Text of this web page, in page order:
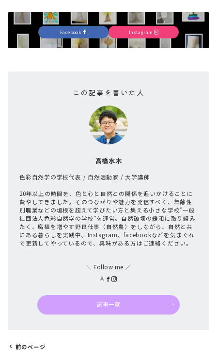
Facebook Instagram
この記事を書いた人
高橋水木
色彩自然学の学校代表 / 自然活動家 / 大学講師
20年以上の時間を、色と心と自然との関係を追いかけることに
費やしてきました。そのつながりや魅力を発信すべく、年齢性
別職業などの垣根を超えて学びたい方と集える小さな学校”一般
社団法人色彩自然学の学校”を運営。自然破壊の緩和に取り組み
たく、腐植を増やす野良仕事（自然農）をしながら、自然と共
にある暮らしを実践中。Instagram、facebookなどを気まぐれ
で更新してやっているので、興味がある方はご連絡ください。
＼ Follow me ／
記事一覧
前のページ